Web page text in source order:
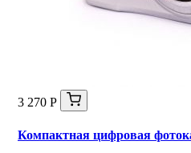
3 270 Р
Компактная цифровая